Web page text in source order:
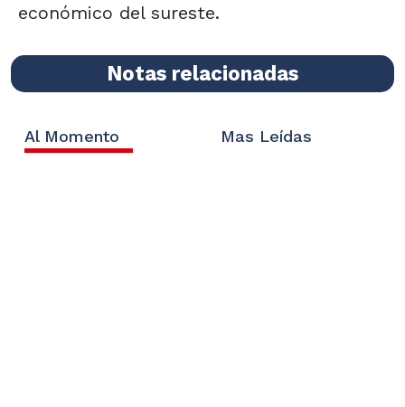
económico del sureste.
Notas relacionadas
Al Momento Mas Leídas